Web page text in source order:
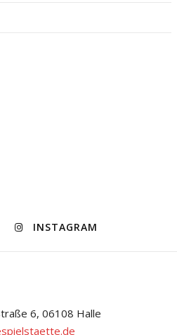
INSTAGRAM
6, 06108 Halle